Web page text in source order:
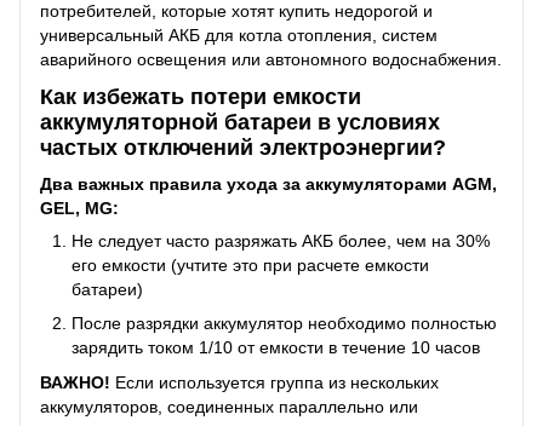
потребителей, которые хотят купить недорогой и
универсальный АКБ для котла отопления, систем
аварийного освещения или автономного водоснабжения.
Как избежать потери емкости
аккумуляторной батареи в условиях
частых отключений электроэнергии?
Два важных правила ухода за аккумуляторами AGM,
GEL, MG:
Не следует часто разряжать АКБ более, чем на 30%
его емкости (учтите это при расчете емкости
батареи)
После разрядки аккумулятор необходимо полностью
зарядить током 1/10 от емкости в течение 10 часов
ВАЖНО! Если используется группа из нескольких
аккумуляторов, соединенных параллельно или